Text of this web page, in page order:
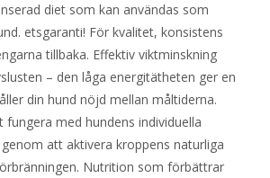
diet som kan användas som
etsgaranti! För kvalitet, konsistens
tillbaka. Effektiv viktminskning
– den låga energitätheten ger en
din hund nöjd mellan måltiderna.
fungera med hundens individuella
att aktivera kroppens naturliga
Nutrition som förbättrar